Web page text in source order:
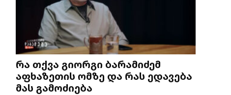
რა თქვა გიორგი ბარამიძემ
აფხაზეთის ომზე და რას ედავება
მას გამოძიება